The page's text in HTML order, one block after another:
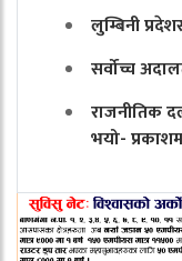
लुम्बिनी
सर्वोच्च
राजनीतिक
भयो-